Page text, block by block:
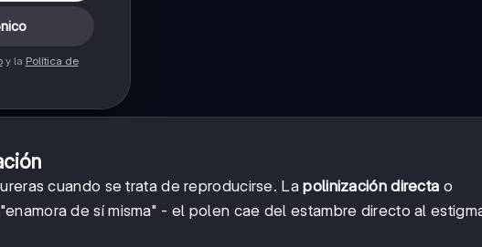
y la Política de
cuando se trata de reproducirse. Lapolinización directa o
de sí misma" - el polen cae del estambre directo al